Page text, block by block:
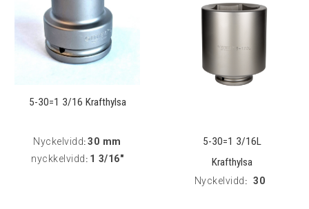
5-30=1 3/16 Krafthylsa
Nyckelvidd: 30 mm
nyckkelvidd : 1 3/16"
5-30=1 3/16L
Krafthylsa
Nyckelvidd : 30